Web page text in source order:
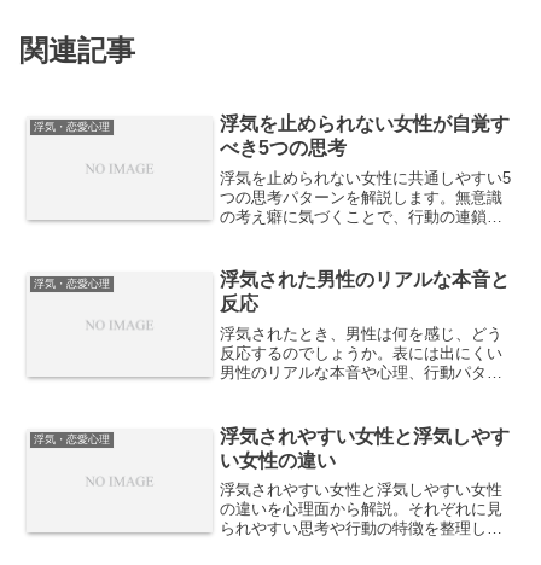
関連記事
浮気・恋愛心理
浮気を止められない女性が自覚す
べき5つの思考
浮気を止められない女性に共通しやすい5
つの思考パターンを解説します。無意識
の考え癖に気づくことで、行動の連鎖を
浮気・恋愛心理
浮気された男性のリアルな本音と
反応
浮気されたとき、男性は何を感じ、どう
反応するのでしょうか。表には出にくい
男性のリアルな本音や心理、行動パター
浮気・恋愛心理
浮気されやすい女性と浮気しやす
い女性の違い
浮気されやすい女性と浮気しやすい女性
の違いを心理面から解説。それぞれに見
られやすい思考や行動の特徴を整理し、